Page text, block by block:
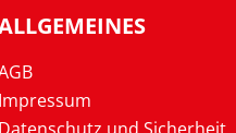
Impressum